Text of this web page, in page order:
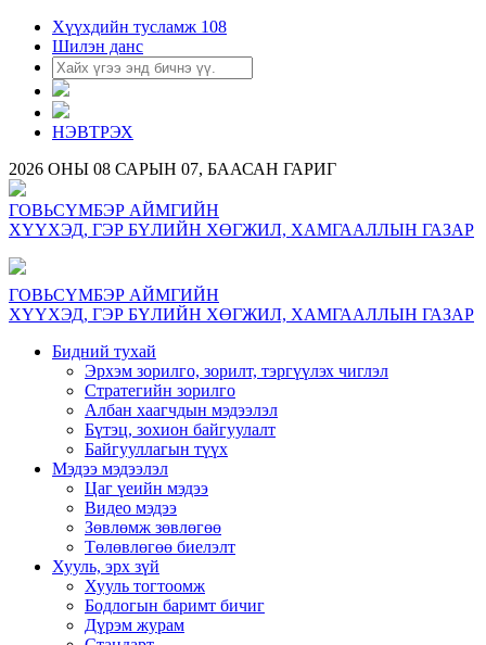
Хүүхдийн тусламж 108
Шилэн данс
НЭВТРЭХ
2026 ОНЫ 08 САРЫН 07, БААСАН ГАРИГ
ГОВЬСҮМБЭР АЙМГИЙН
ХҮҮХЭД, ГЭР БҮЛИЙН ХӨГЖИЛ, ХАМГААЛЛЫН ГАЗАР
ГОВЬСҮМБЭР АЙМГИЙН
ХҮҮХЭД, ГЭР БҮЛИЙН ХӨГЖИЛ, ХАМГААЛЛЫН ГАЗАР
Бидний тухай
Эрхэм зорилго, зорилт, тэргүүлэх чиглэл
Стратегийн зорилго
Албан хаагчдын мэдээлэл
Бүтэц, зохион байгуулалт
Байгууллагын түүх
Мэдээ мэдээлэл
Цаг үеийн мэдээ
Видео мэдээ
Зөвлөмж зөвлөгөө
Төлөвлөгөө биелэлт
Хууль, эрх зүй
Хууль тогтоомж
Бодлогын баримт бичиг
Дүрэм журам